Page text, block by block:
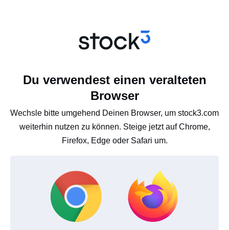
Du verwendest einen veralteten
Browser
Wechsle bitte umgehend Deinen Browser, um stock3.com
weiterhin nutzen zu können. Steige jetzt auf Chrome,
Firefox, Edge oder Safari um.